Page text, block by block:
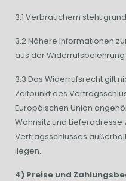
3.1 Verbrauchern steht
3.2 Nähere Informationen
aus der
3.3 Das Widerrufsrecht gilt
Zeitpunkt des
Europäischen Union
Wohnsitz und Lieferadresse
Vertragsschlusses
liegen.
4) Preise und